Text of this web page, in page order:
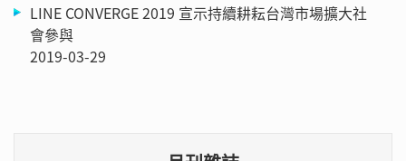
LINE CONVERGE 2019 宣示持續耕耘台灣市場擴大社
會參與
2019-03-29